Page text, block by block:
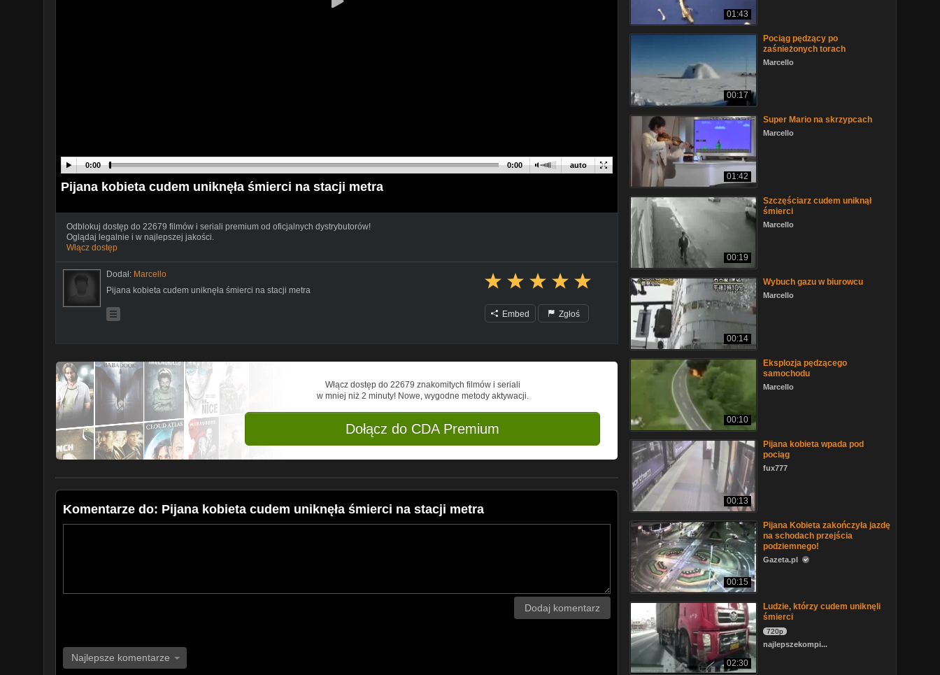
auto
0:00 0:00
Pijana kobieta cudem uniknęła śmierci na stacji metra
Odblokuj dostęp do 22679 filmów i seriali premium od oficjalnych dystrybutorów!
Oglądaj legalnie i w najlepszej jakości.
Włącz dostęp
Dodał: Marcello
Pijana kobieta cudem uniknęła śmierci na stacji metra
Embed Zgłoś
Włącz dostęp do 22679 znakomitych filmów i seriali
w mniej niż 2 minuty! Nowe, wygodne metody aktywacji.
Dołącz do CDA Premium
Komentarze do: Pijana kobieta cudem uniknęła śmierci na stacji metra
Dodaj komentarz
Najlepsze komentarze
01:43
00:17
Pociąg pędzący po
zaśnieżonych torach
Marcello
01:42
Super Mario na skrzypcach
Marcello
00:19
Szczęściarz cudem uniknął
śmierci
Marcello
00:14
Wybuch gazu w biurowcu
Marcello
00:10
Eksplozja pędzącego
samochodu
Marcello
00:13
Pijana kobieta wpada pod
pociąg
fux777
00:15
Pijana Kobieta zakończyła jazdę
na schodach przejścia
podziemnego!
Gazeta.pl
02:30
Ludzie, którzy cudem uniknęli
śmierci
720p
najlepszekompi...